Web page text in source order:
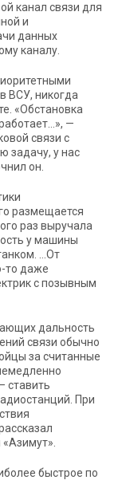
канал связи для
и
данных
каналу.
ВСУ, никогда
«Обстановка
—
связи с
задачу, у нас
он.
размещается
раз выручала
у машины
…От
то даже
с позывным
дальность
связи обычно
за считанные
ставить
При
быстрое по